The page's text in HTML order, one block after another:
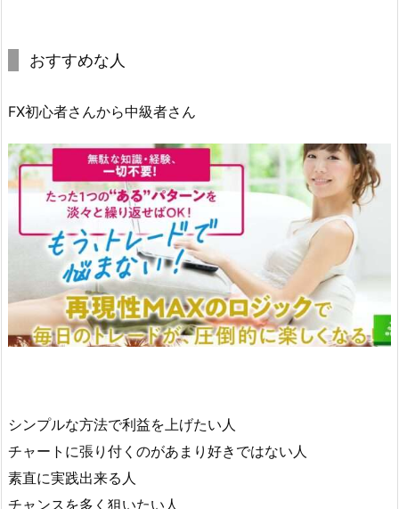
おすすめな人
FX初心者さんから中級者さん
シンプルな方法で利益を上げたい人
チャートに張り付くのがあまり好きではない人
素直に実践出来る人
チャンスを多く狙いたい人